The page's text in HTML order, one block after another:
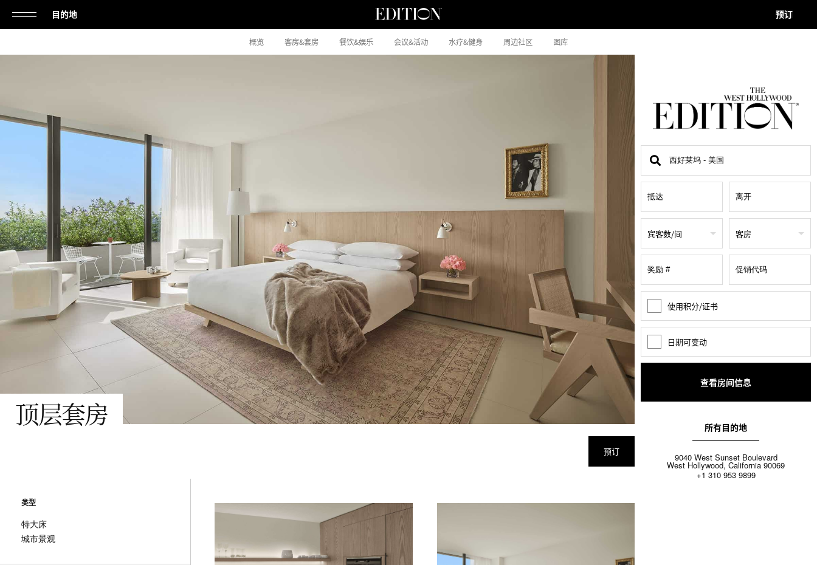
关
目的地 预订
概览 客房&套房 餐饮&娱乐 会议&活动 水疗&健身 周边社区 图库
查
地
点
宾客数/间 客房
励
积
分
使用积分/证书
期
变
日期可变动
所有目的地
9040 West Sunset Boulevard
West Hollywood, California 90069
+1 310 953 9899
顶层套房
预订
类型
特大床
城市景观